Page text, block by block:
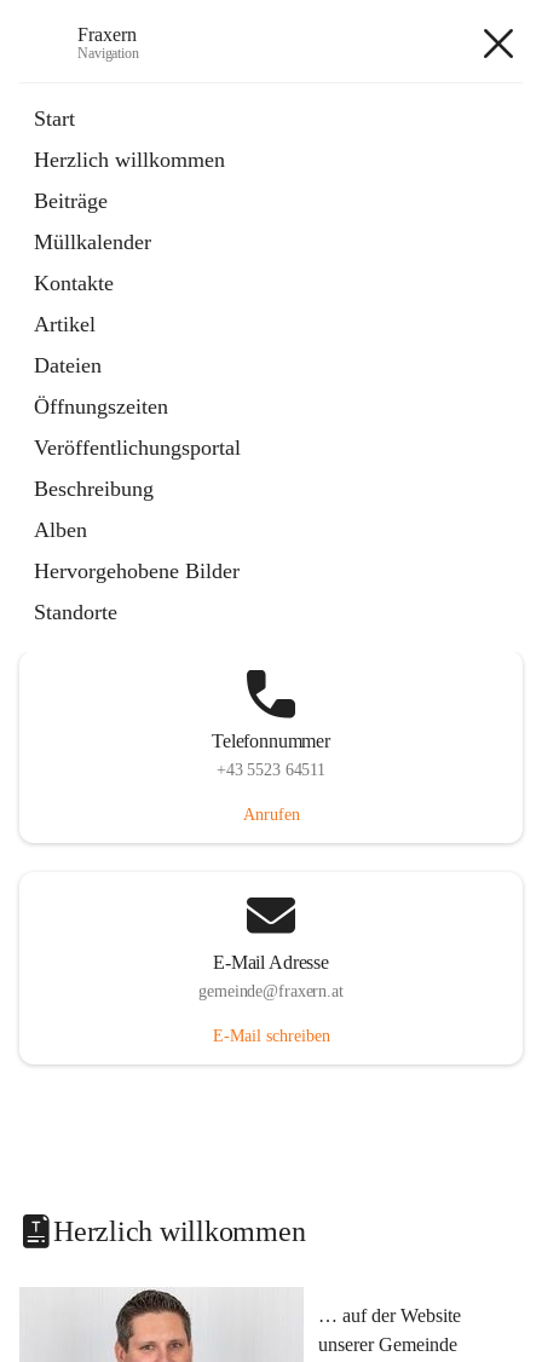
Fraxern
Navigation
Start
Herzlich willkommen
Beiträge
Müllkalender
Kontakte
Artikel
Dateien
Öffnungszeiten
Veröffentlichungsportal
Beschreibung
Alben
Hervorgehobene Bilder
Standorte
Ordner
in
Tab
Formulare
Artikel
öffnet
in
neuem
Tab
Telefonnummer
+43 5523 64511
Anrufen
E-Mail Adresse
gemeinde@fraxern.at
E-Mail schreiben
Herzlich willkommen
… auf der Website
unserer Gemeinde